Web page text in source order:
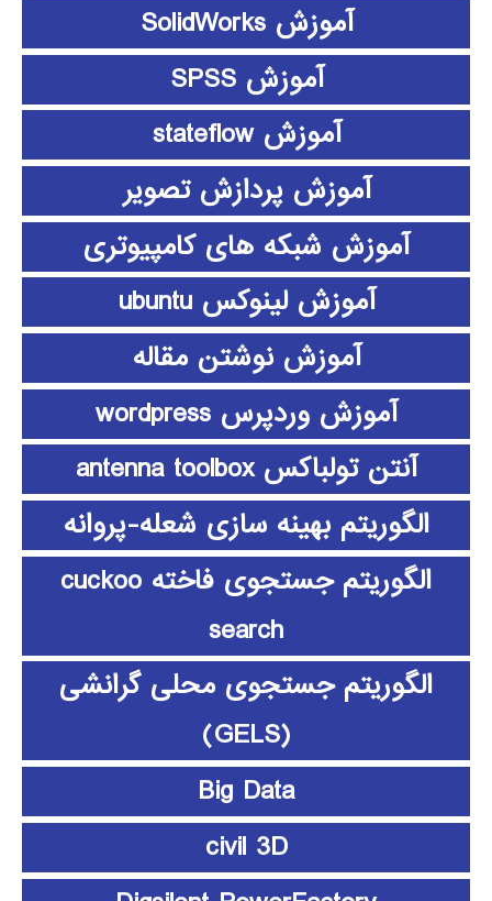
آموزش SolidWorks
آموزش SPSS
آموزش stateflow
آموزش پردازش تصویر
آموزش شبکه های کامپیوتری
آموزش لینوکس ubuntu
آموزش نوشتن مقاله
آموزش وردپرس wordpress
آنتن تولباکس antenna toolbox
الگوریتم بهینه سازی شعله-پروانه
الگوریتم جستجوی فاخته cuckoo
search
الگوریتم جستجوی محلی گرانشی
(GELS)
Big Data
civil 3D